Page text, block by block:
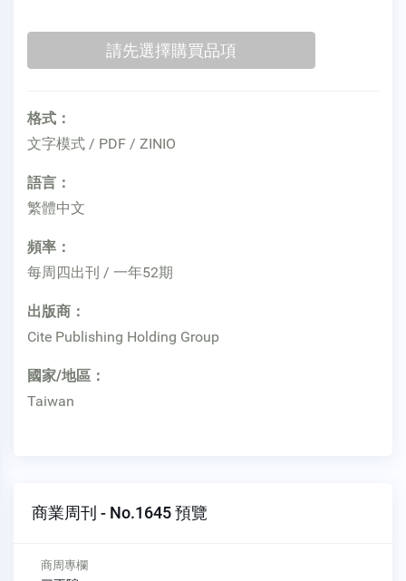
格式：
文字模式 / PDF / ZINIO
語言：
繁體中文
頻率：
每周四出刊 / 一年52期
出版商：
Cite Publishing Holding Group
國家/地區：
Taiwan
商業周刊 - No.1645 預覽
商周專欄